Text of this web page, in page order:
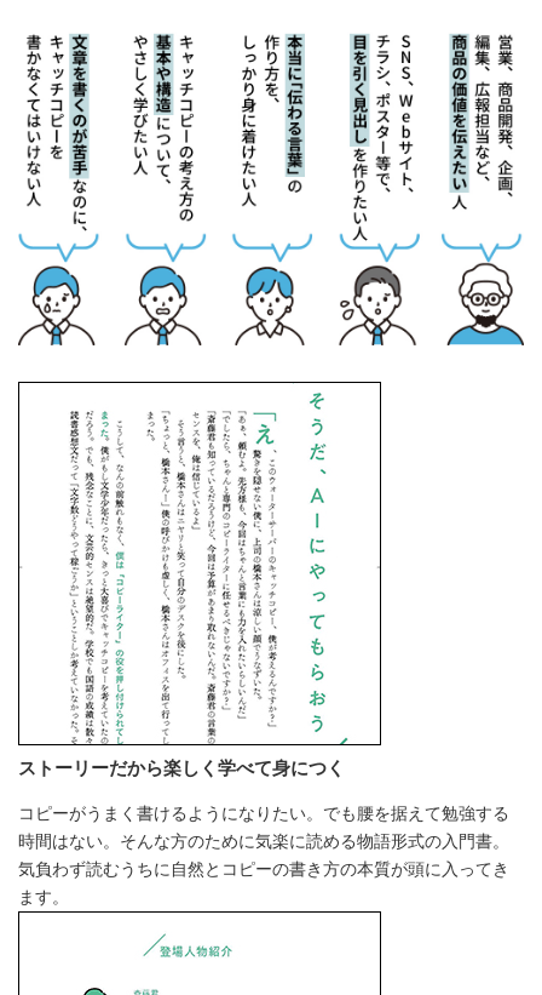
ストーリーだから楽しく学べて身につく
コピーがうまく書けるようになりたい。でも腰を据えて勉強する
時間はない。そんな方のために気楽に読める物語形式の入門書。
気負わず読むうちに自然とコピーの書き方の本質が頭に入ってき
ます。